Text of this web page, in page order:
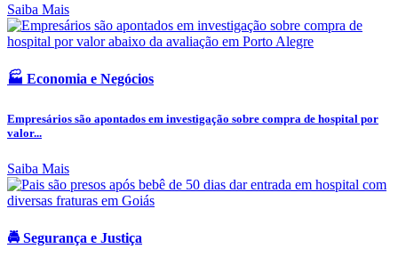
Saiba Mais
🏭 Economia e Negócios
Empresários são apontados em investigação sobre compra de hospital por
valor...
Saiba Mais
🚔 Segurança e Justiça